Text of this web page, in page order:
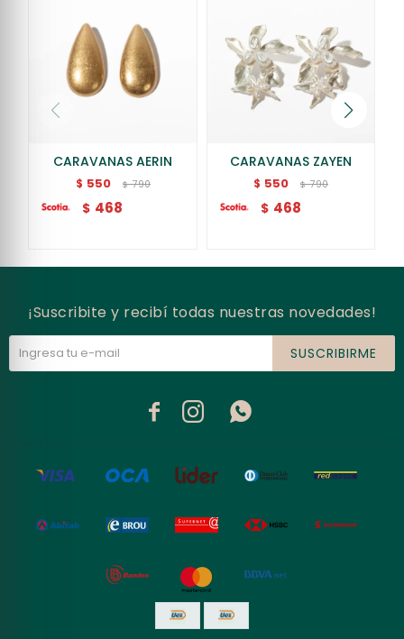
CARAVANAS AERIN
$ 550 $ 790
$ 468
CARAVANAS ZAYEN
$ 550 $ 790
$ 468
¡Suscribite y recibí todas nuestras novedades!
SUSCRIBIRME
  